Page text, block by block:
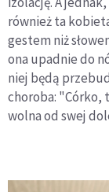
również ta
gestem niż
ona upadnie do
niej będą
choroba: "Córko,
wolna od swej